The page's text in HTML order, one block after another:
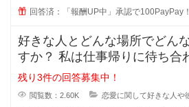
回答済：「報酬UP中」承認で100PayPay！
好きな人とどんな場所でどん
すか？ 私は仕事帰りに待ち合
ものを一緒に食べながら時間を
残り3件の回答募集中！
閲覧数：2.60K 恋愛に関して好きな人や